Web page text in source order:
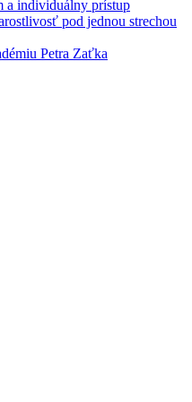
a individuálny prístup
pod jednou strechou
Petra Zaťka